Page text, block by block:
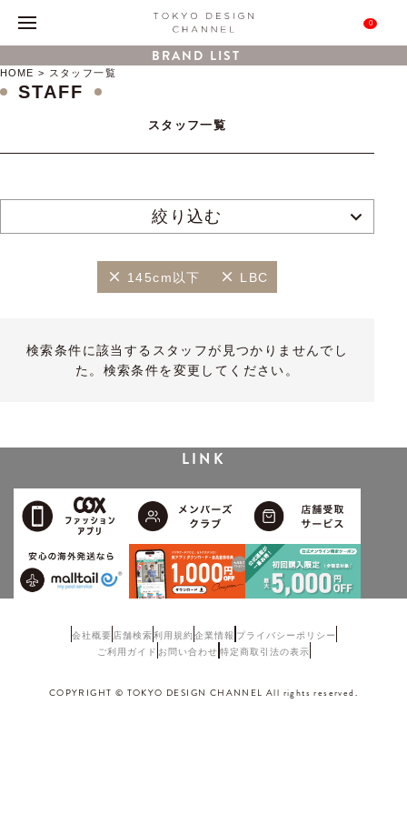
0
BRAND LIST
HOME スタッフ一覧
STAFF
スタッフ一覧
絞り込む
145cm以下 LBC
検索条件に該当するスタッフが見つかりませんでし
た。検索条件を変更してください。
LINK
会社概要 店舗検索利用規約企業情報 プライバシーポリシー
ご利用ガイド お問い合わせ 特定商取引法の表示
COPYRIGHT © TOKYO DESIGN CHANNEL All rights reserved.